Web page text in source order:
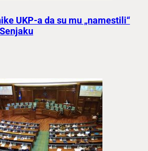
UKP-a da su mu „namestili“